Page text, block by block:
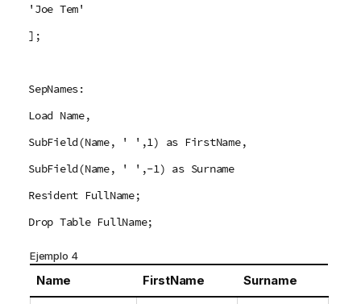
'Joe Tem'
];
SepNames:
Load Name,
SubField(Name, ' ',1) as FirstName,
SubField(Name, ' ',-1) as Surname
Resident FullName;
Drop Table FullName;
Ejemplo 4
Name FirstName Surname